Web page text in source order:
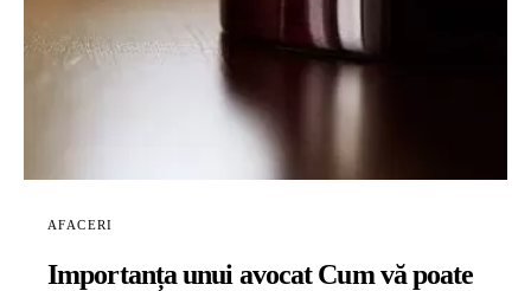
AFACERI
Importanța unui avocat Cum vă poate